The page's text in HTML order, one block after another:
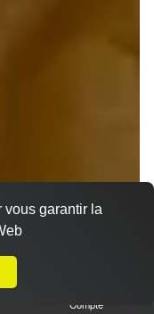
Compte
vous garantir la